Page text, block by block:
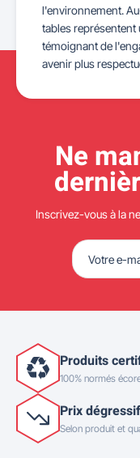
l'environnement.
tables représentent
témoignant de
avenir plus
Ne
Inscrivez-vous à la
Produits
100% normés
Prix
Selon produit et